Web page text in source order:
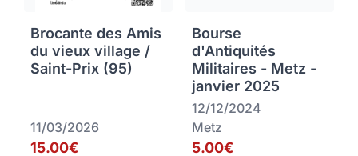
Brocante des Amis
du vieux village /
Saint-Prix (95)
11/03/2026
15.00€
Bourse
d'Antiquités
Militaires - Metz -
janvier 2025
12/12/2024
Metz
5.00€